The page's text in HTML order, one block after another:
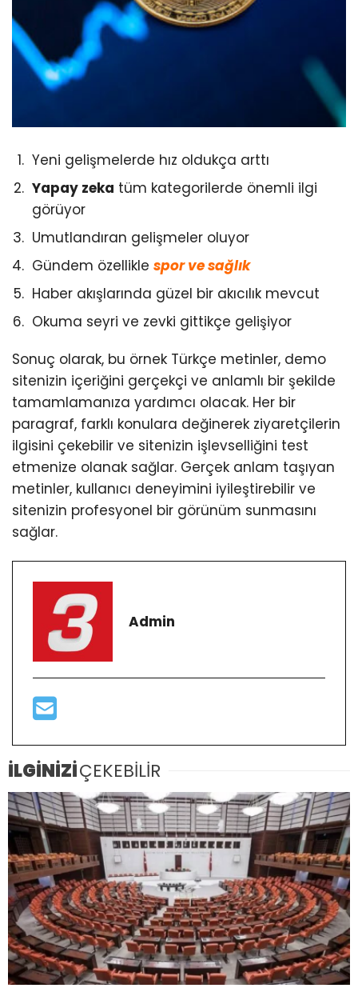
Yeni gelişmelerde hız oldukça arttı
Yapay zeka tüm kategorilerde önemli ilgi
görüyor
Umutlandıran gelişmeler oluyor
Gündem özellikle spor ve sağlık
Haber akışlarında güzel bir akıcılık mevcut
Okuma seyri ve zevki gittikçe gelişiyor
Sonuç olarak, bu örnek Türkçe metinler, demo
sitenizin içeriğini gerçekçi ve anlamlı bir şekilde
tamamlamanıza yardımcı olacak. Her bir
paragraf, farklı konulara değinerek ziyaretçilerin
ilgisini çekebilir ve sitenizin işlevselliğini test
etmenize olanak sağlar. Gerçek anlam taşıyan
metinler, kullanıcı deneyimini iyileştirebilir ve
sitenizin profesyonel bir görünüm sunmasını
sağlar.
Admin
İLGİNİZİÇEKEBİLİR